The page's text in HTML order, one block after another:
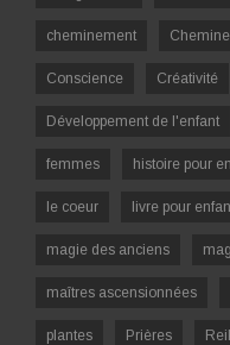
cheminement
Conscience Créativité
Développement de l'enfant
femmes histoire pour
le coeur livre pour
magie des anciens
maîtres ascensionnées
plantes Prières